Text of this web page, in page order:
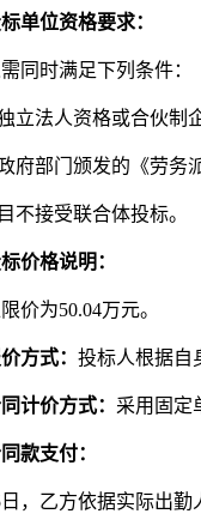
单位资格要求：
同时满足下列条件：
立法人资格或合伙制
府部门颁发的《劳务
不接受联合体投标。
价格说明：
价为50.04万元。
方式： 投标人根据自
计价方式： 采用固定
款支付：
，乙方依据实际出勤